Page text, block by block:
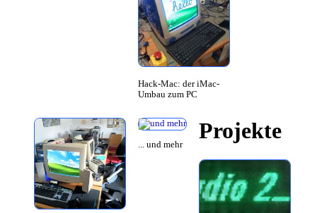
Hack-Mac: der iMac-
Umbau zum PC
... und mehr
Projekte